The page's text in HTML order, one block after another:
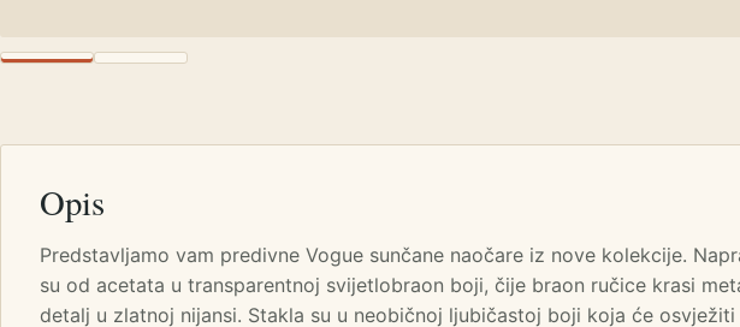
Opis
Predstavljamo vam predivne Vogue sunčane naočare iz nove kolekcije.
su od acetata u transparentnoj svijetlobraon boji, čije braon ručice krasi
detalj u zlatnoj nijansi. Stakla su u neobičnoj ljubičastoj boji koja će osvježiti